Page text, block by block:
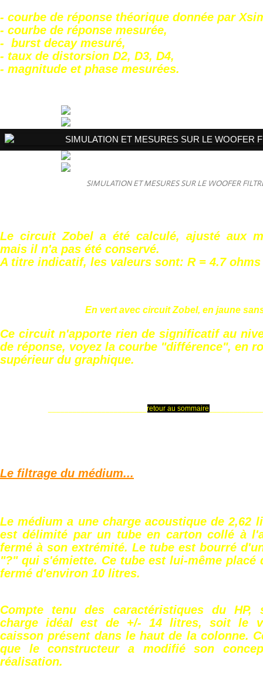
- courbe de réponse théorique donnée par
- courbe de réponse mesurée,
- burst decay mesuré,
- taux de distorsion D2, D3, D4,
- magnitude et phase mesurées.
SIMULATION ET MESURES SUR LE WOOFER
Le circuit Zobel a été calculé, ajusté aux
mais il n'a pas été conservé.
A titre indicatif, les valeurs sont: R = 4.7 ohms
En vert avec circuit Zobel, en jaune
Ce circuit n'apporte rien de significatif au
de réponse, voyez la courbe "différence", en
supérieur du graphique.
________________________retour au sommaire
Le filtrage du médium...
Le médium a une charge acoustique de 2,62
est délimité par un tube en carton collé à
fermé à son extrémité. Le tube est bourré
"?" qui s'émiette. Ce tube est lui-même placé
fermé d'environ 10 litres.
Compte tenu des caractéristiques du HP,
charge idéal est de +/- 14 litres, soit le
caisson présent dans le haut de la colonne.
que le constructeur a modifié son
réalisation.